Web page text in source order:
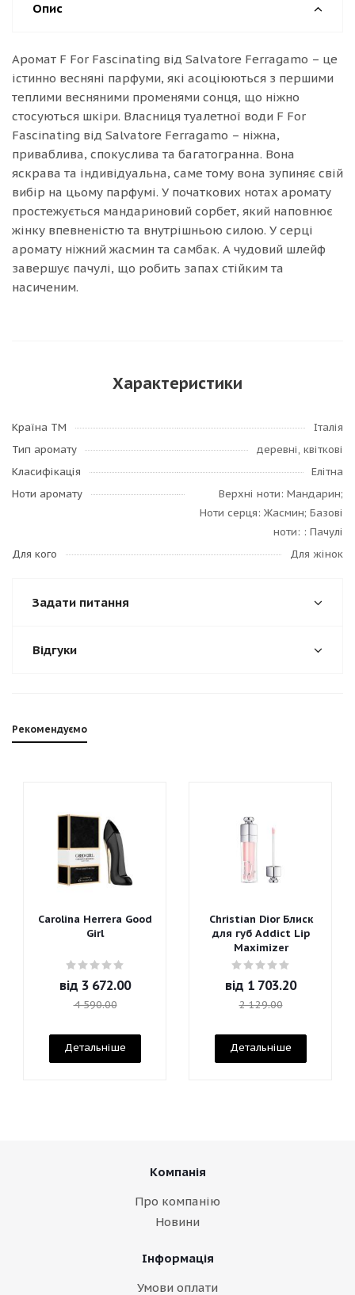
Опис
Аромат F For Fascinating від Salvatore Ferragamo – це
істинно весняні парфуми, які асоціюються з першими
теплими весняними променями сонця, що ніжно
стосуються шкіри. Власниця туалетної води F For
Fascinating від Salvatore Ferragamo – ніжна,
приваблива, спокуслива та багатогранна. Вона
яскрава та індивідуальна, саме тому вона зупиняє свій
вибір на цьому парфумі. У початкових нотах аромату
простежується мандариновий сорбет, який наповнює
жінку впевненістю та внутрішньою силою. У серці
аромату ніжний жасмин та самбак. А чудовий шлейф
завершує пачулі, що робить запах стійким та
насиченим.
Характеристики
Країна ТМ
Італія
Тип аромату
деревні, квіткові
Класифікація
Елітна
Ноти аромату
Верхні ноти: Мандарин;
Ноти серця: Жасмин; Базові
ноти: : Пачулі
Для кого
Для жінок
Задати питання
Відгуки
Рекомендуємо
Carolina Herrera Good
Girl
від 3 672.00
4 590.00
Детальніше
Christian Dior Блиск
для губ Addict Lip
Maximizer
від 1 703.20
2 129.00
Детальніше
Компанія
Про компанію
Новини
Інформація
Умови оплати